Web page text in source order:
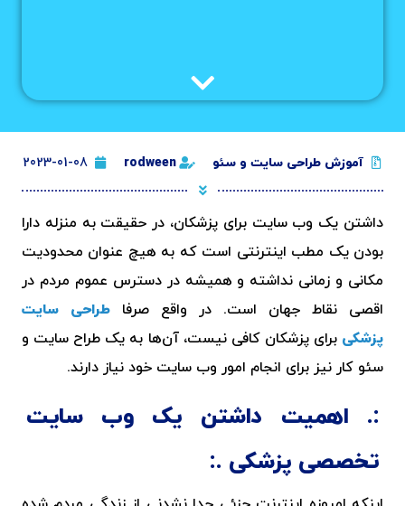
آموزش طراحی سایت و سئو rodween
2023-01-08
داشتن یک وب سایت برای پزشکان، در حقیقت به منزله دارا
بودن یک مطب اینترنتی است که به هیچ عنوان محدودیت
مکانی و زمانی نداشته و همیشه در دسترس عموم مردم در
اقصی نقاط جهان است. در واقع صرفا طراحی سایت
پزشکی برای پزشکان کافی نیست، آن‌ها به یک طراح سایت و
سئو کار نیز برای انجام امور وب سایت خود نیاز دارند.
اهمیت داشتن یک وب سایت
تخصصی پزشکی